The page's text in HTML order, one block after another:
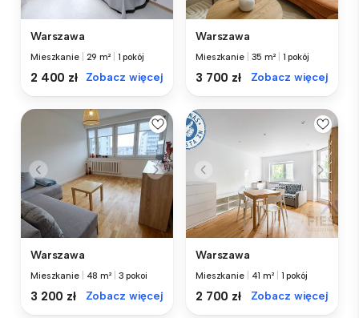
Warszawa
Mieszkanie 29 m² 1 pokój
2 400 zł Zobacz więcej
Warszawa
Mieszkanie 35 m² 1 pokój
3 700 zł Zobacz więcej
Warszawa
Mieszkanie 48 m² 3 pokoi
3 200 zł Zobacz więcej
Warszawa
Mieszkanie 41 m² 1 pokój
2 700 zł Zobacz więcej